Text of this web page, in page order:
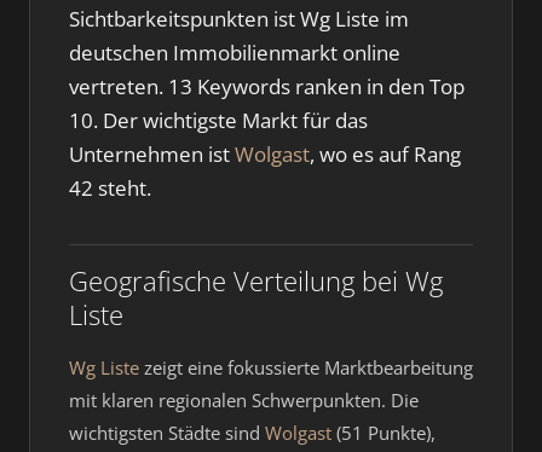
Sichtbarkeitspunkten ist Wg Liste im
deutschen Immobilienmarkt online
vertreten. 13 Keywords ranken in den Top
10. Der wichtigste Markt für das
Unternehmen istWolgast, wo es auf Rang
42 steht.
Geografische Verteilung bei Wg
Liste
Wg Liste zeigt eine fokussierte Marktbearbeitung
mit klaren regionalen Schwerpunkten. Die
wichtigsten Städte sind Wolgast (51 Punkte),